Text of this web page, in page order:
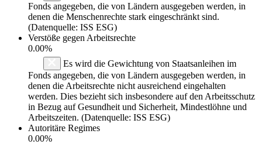
Fonds angegeben, die von Ländern ausgegeben werden, in
denen die Menschenrechte stark eingeschränkt sind.
(Datenquelle: ISS ESG)
Verstöße gegen Arbeitsrechte
0.00%
Es wird die Gewichtung von Staatsanleihen im
Fonds angegeben, die von Ländern ausgegeben werden, in
denen die Arbeitsrechte nicht ausreichend eingehalten
werden. Dies bezieht sich insbesondere auf den Arbeitsschutz
in Bezug auf Gesundheit und Sicherheit, Mindestlöhne und
Arbeitszeiten. (Datenquelle: ISS ESG)
Autoritäre Regimes
0.00%